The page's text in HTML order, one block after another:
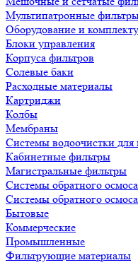
Мультипатронные
Оборудование и
Блоки управления
Корпуса фильтров
Солевые баки
Расходные материалы
Картриджи
Колбы
Мембраны
Системы водоочистки для
Кабинетные фильтры
Магистральные фильтры
Системы обратного осмоса
Системы обратного осмоса
Бытовые
Коммерческие
Промышленные
Фильтрующие материалы